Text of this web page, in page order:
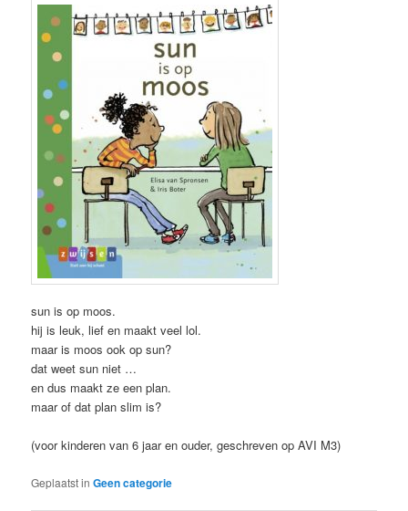
sun is op moos.
hij is leuk, lief en maakt veel lol.
maar is moos ook op sun?
dat weet sun niet …
en dus maakt ze een plan.
maar of dat plan slim is?
(voor kinderen van 6 jaar en ouder, geschreven op AVI M3)
Geplaatst in Geen categorie